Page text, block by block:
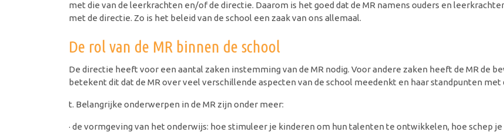
met die van de leerkrachten en/of de directie. Daarom is het goed dat de MR namens ouders en
met de directie. Zo is het beleid van de school een zaak van ons allemaal.
De rol van de MR binnen de school
De directie heeft voor een aantal zaken instemming van de MR nodig. Voor andere zaken heeft de MR de
betekent dit dat de MR over veel verschillende aspecten van de school meedenkt en haar standpunten
t. Belangrijke onderwerpen in de MR zijn onder meer:
· de vormgeving van het onderwijs: hoe stimuleer je kinderen om hun talenten te ontwikkelen, hoe schep